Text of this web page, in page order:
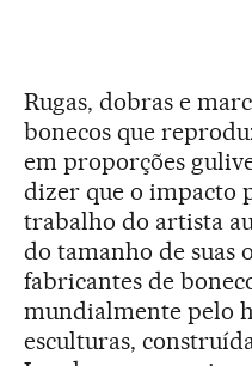
Rugas, dobras e
bonecos que
em proporções
dizer que o impacto
trabalho do artista
do tamanho de suas
fabricantes de
mundialmente pelo
esculturas,